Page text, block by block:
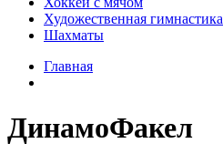
Художественная гимнастика
Шахматы
Главная
ДинамоФакел